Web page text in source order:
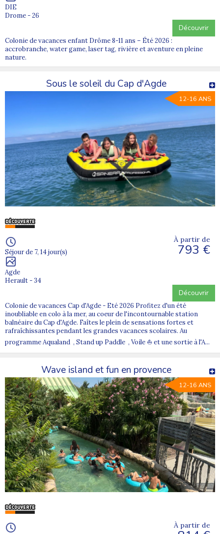
DIE
Drome - 26
Découvrir
Colonie de vacances enfant Drôme 8-11 ans – Été 2026 :
accrobranche, water game, laser tag, rivière et aventure en pleine
nature.
Sous le soleil du Cap d'Agde
12-16 ANS
Séjour de 7, 14 jour(s)
Agde
Herault - 34
À partir de
793 €
Découvrir
Colonie de vacances Cap d'Agde - Eté 2026 Profitez d'un été
inoubliable en colo à la mer, au coeur de l'incontournable station
balnéaire du Cap d'Agde. Faîtes le plein de sensations fortes et
rafraîchissantes pendant les grandes vacances scolaires. Au
programme Aqualand , Stand up Paddle , Voile ⛵ et une sortie à l'A...
Wave island et fun en provence
12-16 ANS
À partir de